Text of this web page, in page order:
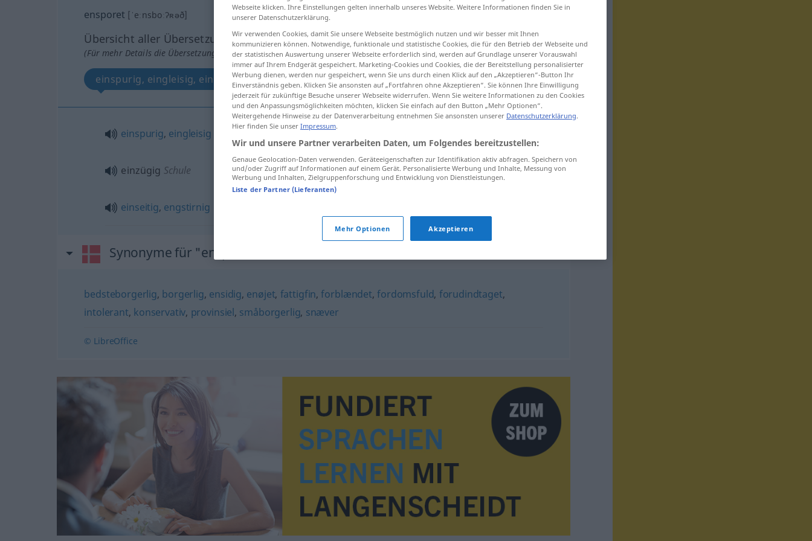
ensporet [ˈeːnsboːʔʀəð]
Übersicht aller Übersetzungen
(Für mehr Details die Übersetzung anklicken/antippen)
einspurig, eingleisig, einzügig, einseitig, engstirnig
einspurig, eingleisig
einzügig Schule ensporet
einseitig, engstirnig
Synonyme für "ensporet"
bedsteborgerlig, borgerlig, ensidig, enøjet, fattigfin,forblændet,fordomsfuld, forudindtaget,
intolerant, konservativ, provinsiel, småborgerlig, snæver
© LibreOffice
Webseite klicken. Ihre Einstellungen gelten innerhalb unseres Website. Weitere Informationen finden Sie in
unserer Datenschutzerklärung.
Wir verwenden Cookies, damit Sie unsere Webseite bestmöglich nutzen und wir besser mit Ihnen
kommunizieren können. Notwendige, funktionale und statistische Cookies, die für den Betrieb der Webseite und
der statistischen Auswertung unserer Webseite erforderlich sind, werden auf Grundlage unserer Vorauswahl
immer auf Ihrem Endgerät gespeichert. Marketing-Cookies und Cookies, die der Bereitstellung personalisierter
Werbung dienen, werden nur gespeichert, wenn Sie uns durch einen Klick auf den „Akzeptieren“-Button Ihr
Einverständnis geben. Klicken Sie ansonsten auf „Fortfahren ohne Akzeptieren“. Sie können Ihre Einwilligung
jederzeit für zukünftige Besuche unserer Webseite widerrufen. Wenn Sie weitere Informationen zu den Cookies
und den Anpassungsmöglichkeiten möchten, klicken Sie einfach auf den Button „Mehr Optionen“.
Weitergehende Hinweise zu der Datenverarbeitung entnehmen Sie ansonsten unserer Datenschutzerklärung.
Hier finden Sie unser Impressum.
Wir und unsere Partner verarbeiten Daten, um Folgendes bereitzustellen:
Genaue Geolocation-Daten verwenden. Geräteeigenschaften zur Identifikation aktiv abfragen. Speichern von
und/oder Zugriff auf Informationen auf einem Gerät. Personalisierte Werbung und Inhalte, Messung von
Werbung und Inhalten, Zielgruppenforschung und Entwicklung von Dienstleistungen.
Liste der Partner (Lieferanten)
Mehr Optionen Akzeptieren